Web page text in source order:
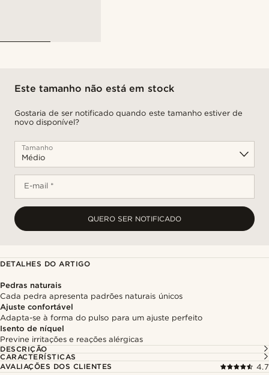
Este tamanho não está em stock
Gostaria de ser notificado quando este tamanho estiver de
novo disponível?
Tamanho
E-mail *
QUERO SER NOTIFICADO
DETALHES DO ARTIGO
Pedras naturais
Cada pedra apresenta padrões naturais únicos
Ajuste confortável
Adapta-se à forma do pulso para um ajuste perfeito
Isento de níquel
Previne irritações e reações alérgicas
DESCRIÇÃO
CARACTERÍSTICAS
AVALIAÇÕES DOS CLIENTES
4.7